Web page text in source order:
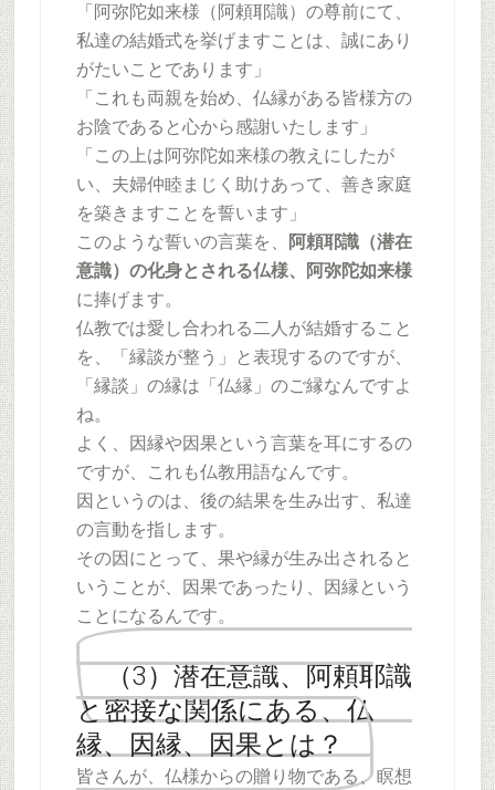
「阿弥陀如来様（阿頼耶識）の尊前にて、
私達の結婚式を挙げますことは、誠にあり
がたいことであります」
「これも両親を始め、仏縁がある皆様方の
お陰であると心から感謝いたします」
「この上は阿弥陀如来様の教えにしたが
い、夫婦仲睦まじく助けあって、善き家庭
を築きますことを誓います」
このような誓いの言葉を、
阿頼耶識（潜在
意識）の化身とされる仏様、阿弥陀如来様
に捧げます。
仏教では愛し合われる二人が結婚すること
を、「縁談が整う」と表現するのですが、
「縁談」の縁は「仏縁」のご縁なんですよ
ね。
よく、因縁や因果という言葉を耳にするの
ですが、これも仏教用語なんです。
因というのは、後の結果を生み出す、私達
の言動を指します。
その因にとって、果や縁が生み出されると
いうことが、因果であったり、因縁という
ことになるんです。
（3）潜在意識、阿頼耶識
と密接な関係にある、仏
縁、因縁、因果とは？
皆さんが、仏様からの贈り物である、瞑想